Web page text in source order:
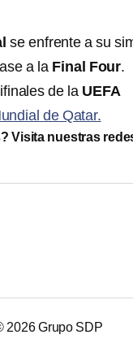
se enfrente a su
a la Final Four.
de la UEFA
de Qatar.
Visita nuestras
2026Grupo SDP